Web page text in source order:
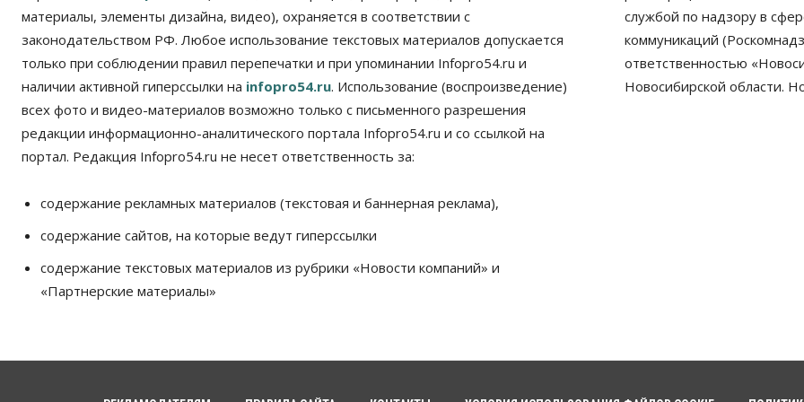
материалы, элементы дизайна, видео), охраняется в соответствии с
законодательством РФ. Любое использование текстовых материалов допускается
только при соблюдении правил перепечатки и при упоминании Infopro54.ru и
наличии активной гиперссылки на infopro54.ru. Использование (воспроизведение)
всех фото и видео-материалов возможно только с письменного разрешения
редакции информационно-аналитического портала Infopro54.ru и со ссылкой на
портал. Редакция Infopro54.ru не несет ответственность за:
содержание рекламных материалов (текстовая и баннерная реклама),
содержание сайтов, на которые ведут гиперссылки
содержание текстовых материалов из рубрики «Новости компаний» и
«Партнерские материалы»
службой по надзору в
коммуникаций
ответственностью
Новосибирской области.